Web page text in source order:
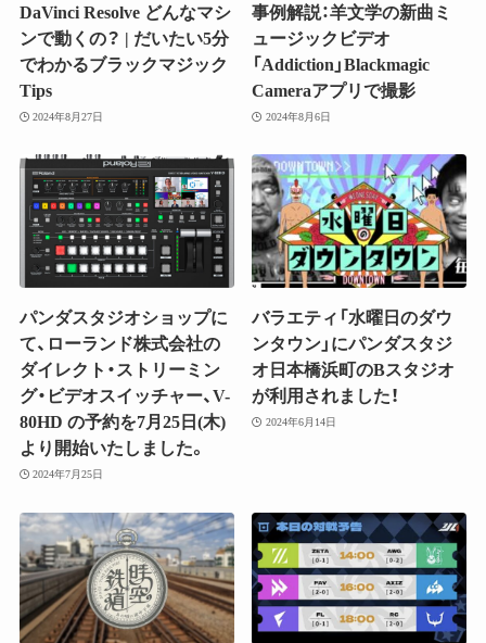
DaVinci Resolve どんなマシ
ンで動くの？ | だいたい5分
でわかるブラックマジック
Tips
2024年8月27日
事例解説：羊文学の新曲ミ
ュージックビデオ
「Addiction」Blackmagic
Cameraアプリで撮影
2024年8月6日
パンダスタジオショップに
て、ローランド株式会社の
ダイレクト・ストリーミン
グ・ビデオスイッチャー、V-
80HD の予約を7月25日(木)
より開始いたしました。
2024年7月25日
バラエティ「水曜日のダウ
ンタウン」にパンダスタジ
オ日本橋浜町のBスタジオ
が利用されました！
2024年6月14日